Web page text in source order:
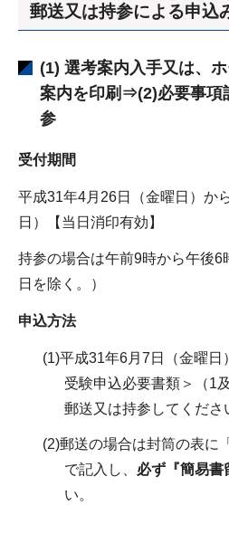
郵送又は持参による申込
(1) 選考案内入手又は、
案内を印刷⇒(2)必要事
参
受付期間
平成31年4月26日（金曜日）か
日）【当日消印有効】
持参の場合は午前9時から午後6
日を除く。）
申込方法
(1)平成31年6月7日（金曜日
受験申込必要書類＞（1
郵送又は持参してくださ
(2)郵送の場合は封筒の表に
で記入し、 必ず『簡易書
い。